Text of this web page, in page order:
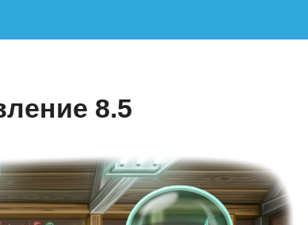
8.5